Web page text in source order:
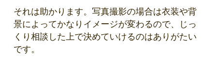
それは助かります。写真撮影の場合は衣装や背
景によってかなりイメージが変わるので、じっ
くり相談した上で決めていけるのはありがたい
です。